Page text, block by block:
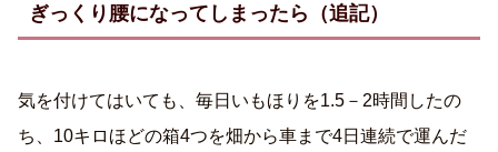
ぎっくり腰になってしまったら（追記）
気を付けてはいても、毎日いもほりを1.5－2時間したの
ち、10キロほどの箱4つを畑から車まで4日連続で運んだ